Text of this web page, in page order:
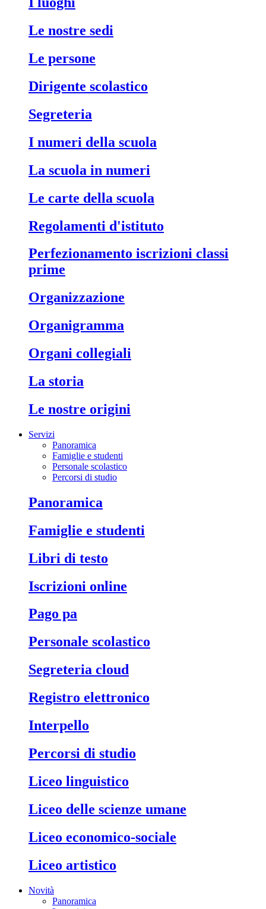
le nostre sedi
le persone
dirigente scolastico
segreteria
i numeri della scuola
la scuola in numeri
le carte della scuola
regolamenti d'istituto
perfezionamento iscrizioni classi
prime
organizzazione
organigramma
organi collegiali
la storia
le nostre origini
Servizi
Panoramica
Famiglie e studenti
Personale scolastico
Percorsi di studio
panoramica
famiglie e studenti
libri di testo
iscrizioni online
pago pa
personale scolastico
segreteria cloud
registro elettronico
interpello
percorsi di studio
liceo linguistico
liceo delle scienze umane
liceo economico-sociale
liceo artistico
Novità
Panoramica